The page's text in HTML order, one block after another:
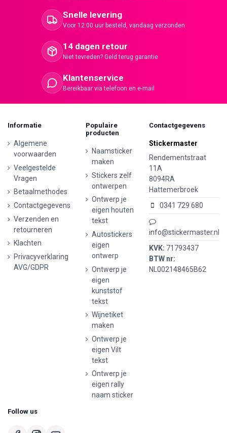
Snelle levering
Voor 12:00 uur besteld, vandaag verzonden
14 dagen retour
Niet tevreden? Geld terug garantie
Klantenservice
Bereikbaar via telefoon en e-mail
Informatie
Algemene
voorwaarden
Veelgestelde
Vragen
Betaalmethodes
Contactgegevens
Verzenden en
retourneren
Klachten
Privacyverklaring
AVG/GDPR
Populaire
producten
Naamsticker
maken
Stickers zelf
ontwerpen
Ontwerp je
eigen houten
tekst
Autostickers
eigen
ontwerp
Ontwerp je
eigen
kunststof
tekst
Wijnetiket
maken
Ontwerp je
eigen Vilt
tekst
Ontwerp je
eigen rally
naam sticker
Contactgegevens
Stickermaster
Rendementstraat
11A
8094RA
Hattemerbroek
0341 729 680
info@stickermaster.nl
KVK: 71793437
BTW nr:
NL002148465B62
Follow us